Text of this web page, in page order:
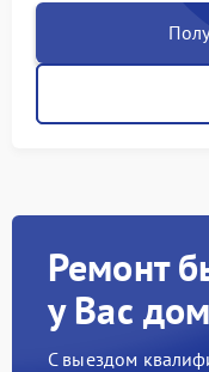
Ремонт
у Вас
С выездом